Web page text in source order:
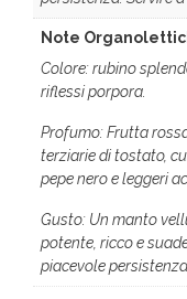
Note
Colore: rubino
riflessi porpora.
Profumo: Frutta
terziarie di tostato,
pepe nero e leggeri
Gusto: Un manto
potente, ricco e
piacevole persistenza